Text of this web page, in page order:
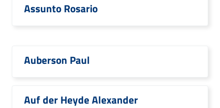
Assunto Rosario
Auberson Paul
Auf der Heyde Alexander